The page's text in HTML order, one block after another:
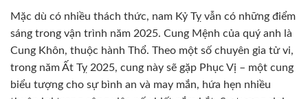
Mặc dù có nhiều thách thức, nam Kỷ Tỵ vẫn có những điểm
sáng trong vận trình năm 2025. Cung Mệnh của quý anh là
Cung Khôn, thuộc hành Thổ. Theo một số chuyên gia tử vi,
trong năm Ất Tỵ 2025, cung này sẽ gặp Phục Vị – một cung
biểu tượng cho sự bình an và may mắn, hứa hẹn nhiều